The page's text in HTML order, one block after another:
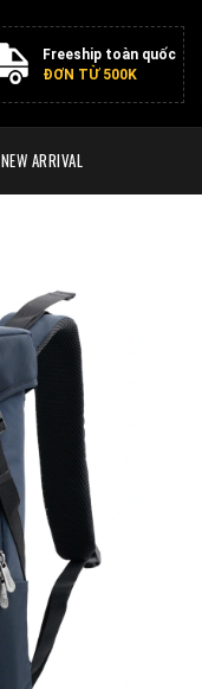
Freeship toàn quốc
ĐƠN TỪ 500K
NEW ARRIVAL